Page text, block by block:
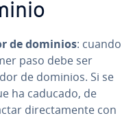
de dominios: cuando
paso debe ser
de dominios. Si se
ha caducado, de
di­re­c­ta­me­n­te con